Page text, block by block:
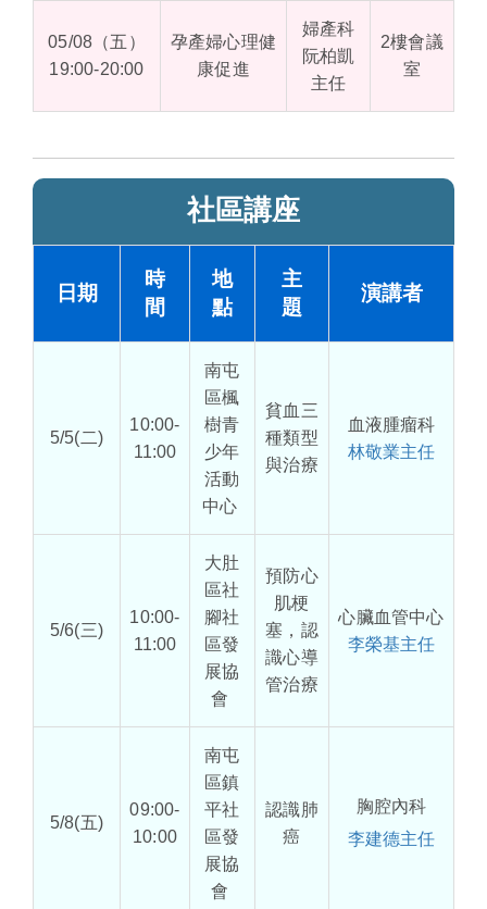
05/08（五）
19:00-20:00
孕產婦心理健
康促進
婦產科
阮柏凱
主任
2樓會議
室
社區講座
日期
時
間
地
點
主
題
演講者
5/5(二)
10:00-
11:00
南屯
區楓
樹青
少年
活動
中心
貧血三
種類型
與治療
血液腫瘤科
林敬業主任
5/6(三)
10:00-
11:00
大肚
區社
腳社
區發
展協
會
預防心
肌梗
塞，認
識心導
管治療
心臟血管中心
李榮基主任
5/8(五)
09:00-
10:00
南屯
區鎮
平社
區發
展協
會
認識肺
癌
胸腔內科
李建德主任